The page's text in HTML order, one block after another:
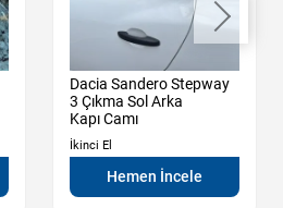
Dacia Sandero Stepway
3 Çıkma Sol Arka
Kapı Camı
İkinci El
Hemen İncele